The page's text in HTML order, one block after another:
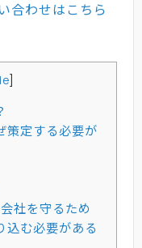
合わせはこちら
]
策定する必要が
社を守るため
込む必要がある